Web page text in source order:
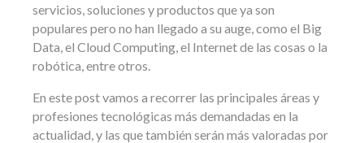
servicios, soluciones y productos que ya son
populares pero no han llegado a su auge, como el Big
Data, el Cloud Computing, el Internet de las cosas o la
robótica, entre otros.
En este post vamos a recorrer las principales áreas y
profesiones tecnológicas más demandadas en la
actualidad, y las que también serán más valoradas por